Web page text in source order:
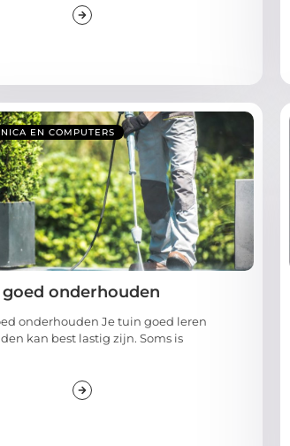
EN COMPUTERS
onderhouden
onderhouden Je tuin goed leren
kan best lastig zijn. Soms is